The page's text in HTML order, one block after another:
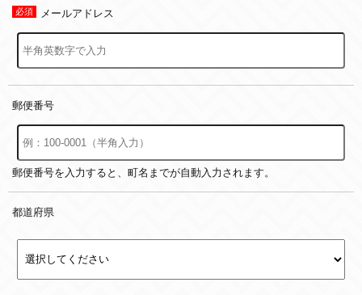
メールアドレス
郵便番号
郵便番号を入力すると、町名までが自動入力されます。
都道府県